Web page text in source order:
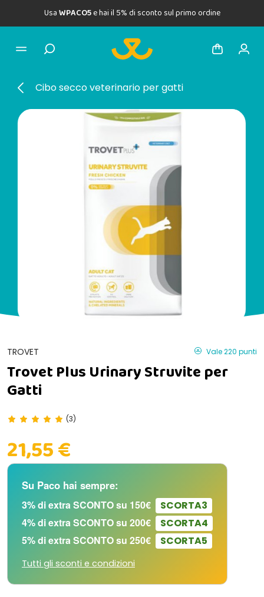
UsaWPACO5e hai il 5% di sconto sul primo ordine
Cibo secco veterinario per gatti
TROVET Vale 220 punti
Trovet Plus Urinary Struvite per
Gatti
(3)
21,55 €
Su Paco hai sempre:
3% di extra SCONTO su 150€
SCORTA3
4% di extra SCONTO su 200€
SCORTA4
5% di extra SCONTO su 250€
SCORTA5
Tutti gli sconti e condizioni